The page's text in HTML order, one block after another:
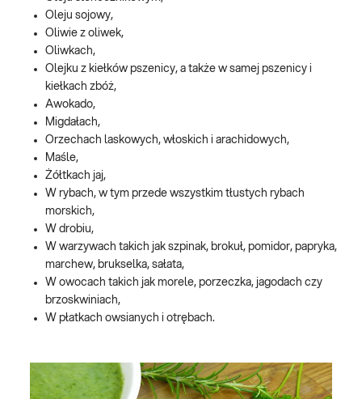
Oleju sojowy,
Oliwie z oliwek,
Oliwkach,
Olejku z kiełków pszenicy, a także w samej pszenicy i
kiełkach zbóż,
Awokado,
Migdałach,
Orzechach laskowych, włoskich i arachidowych,
Maśle,
Żółtkach jaj,
W rybach, w tym przede wszystkim tłustych rybach
morskich,
W drobiu,
W warzywach takich jak szpinak, brokuł, pomidor, papryka,
marchew, brukselka, sałata,
W owocach takich jak morele, porzeczka, jagodach czy
brzoskwiniach,
W płatkach owsianych i otrębach.